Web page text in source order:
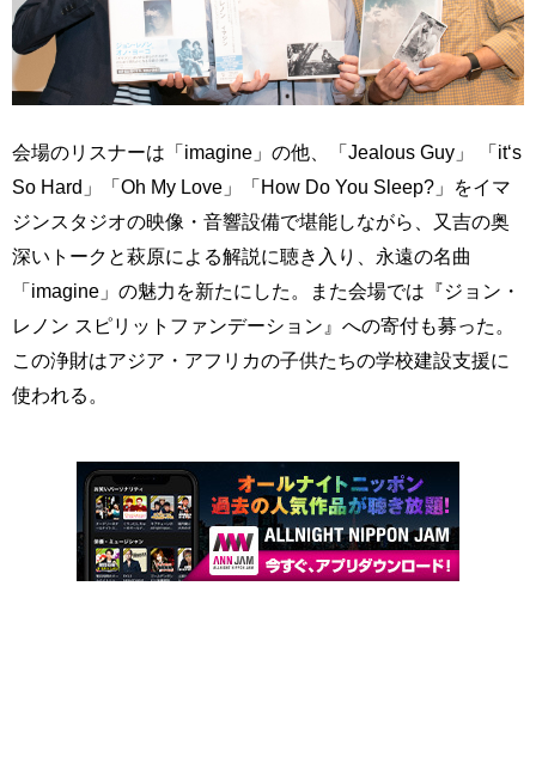
会場のリスナーは「imagine」の他、「Jealous Guy」 「it‘s
So Hard」「Oh My Love」「How Do You Sleep?」をイマ
ジンスタジオの映像・音響設備で堪能しながら、又吉の奥
深いトークと萩原による解説に聴き入り、永遠の名曲
「imagine」の魅力を新たにした。また会場では『ジョン・
レノン スピリットファンデーション』への寄付も募った。
この浄財はアジア・アフリカの子供たちの学校建設支援に
使われる。